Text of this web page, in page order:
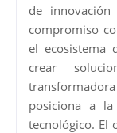
de innovación
compromiso
el ecosistema
crear
transformadora
posiciona a
tecnológico. El